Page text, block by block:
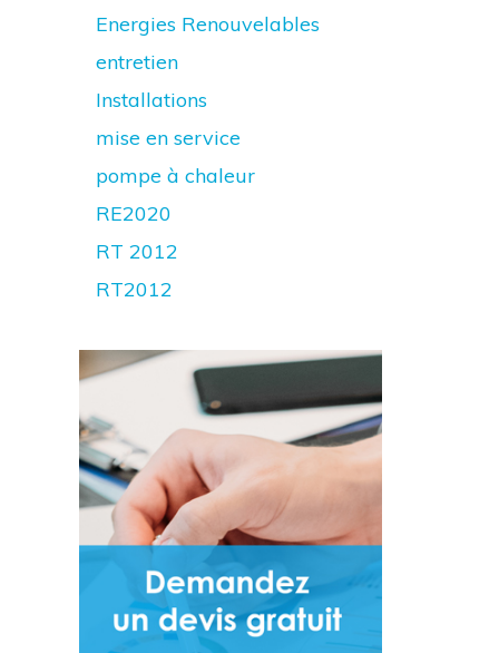
Energies Renouvelables
entretien
Installations
mise en service
pompe à chaleur
RE2020
RT 2012
RT2012